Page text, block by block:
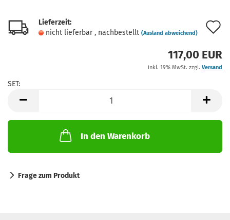
Lieferzeit:
nicht lieferbar , nachbestellt (Ausland abweichend)
117,00 EUR
inkl. 19% MwSt. zzgl. Versand
SET:
In den Warenkorb
Frage zum Produkt